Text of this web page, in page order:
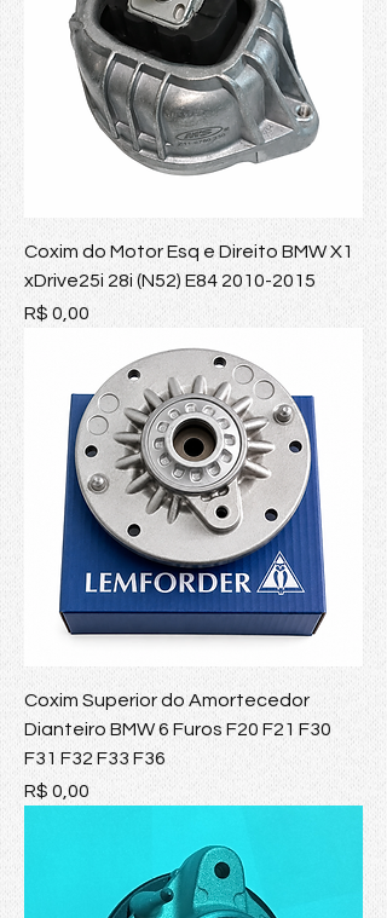
Coxim do Motor Esq e Direito BMW X1
xDrive25i 28i (N52) E84 2010-2015
Preço
R$ 0,00
Coxim Superior do Amortecedor
Dianteiro BMW 6 Furos F20 F21 F30
F31 F32 F33 F36
Preço
R$ 0,00